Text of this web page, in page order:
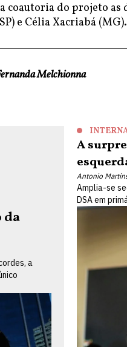
coautoria do projeto as
e Célia Xacriabá (MG).
Melchionna
da
a
A
Antonio
Amplia-se
DSA em